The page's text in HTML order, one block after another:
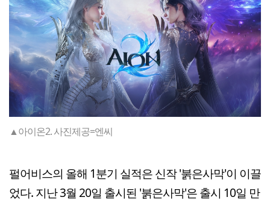
▲아이온2. 사진제공=엔씨
펄어비스의 올해 1분기 실적은 신작 '붉은사막'이 이끌
었다. 지난 3월 20일 출시된 '붉은사막'은 출시 10일 만